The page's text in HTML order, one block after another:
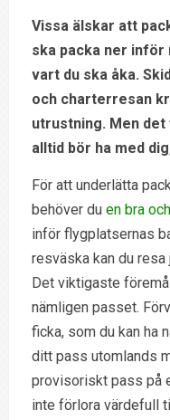
Vissa älskar att
ska packa ner
vart du ska åka.
och charterresan
utrustning. Men
alltid bör ha med
För att underlätta
behöver du en bra
inför flygplatsernas
resväska kan du resa
Det viktigaste
nämligen passet.
ficka, som du kan ha
ditt pass utomlands
provisoriskt pass på
inte förlora värdefull